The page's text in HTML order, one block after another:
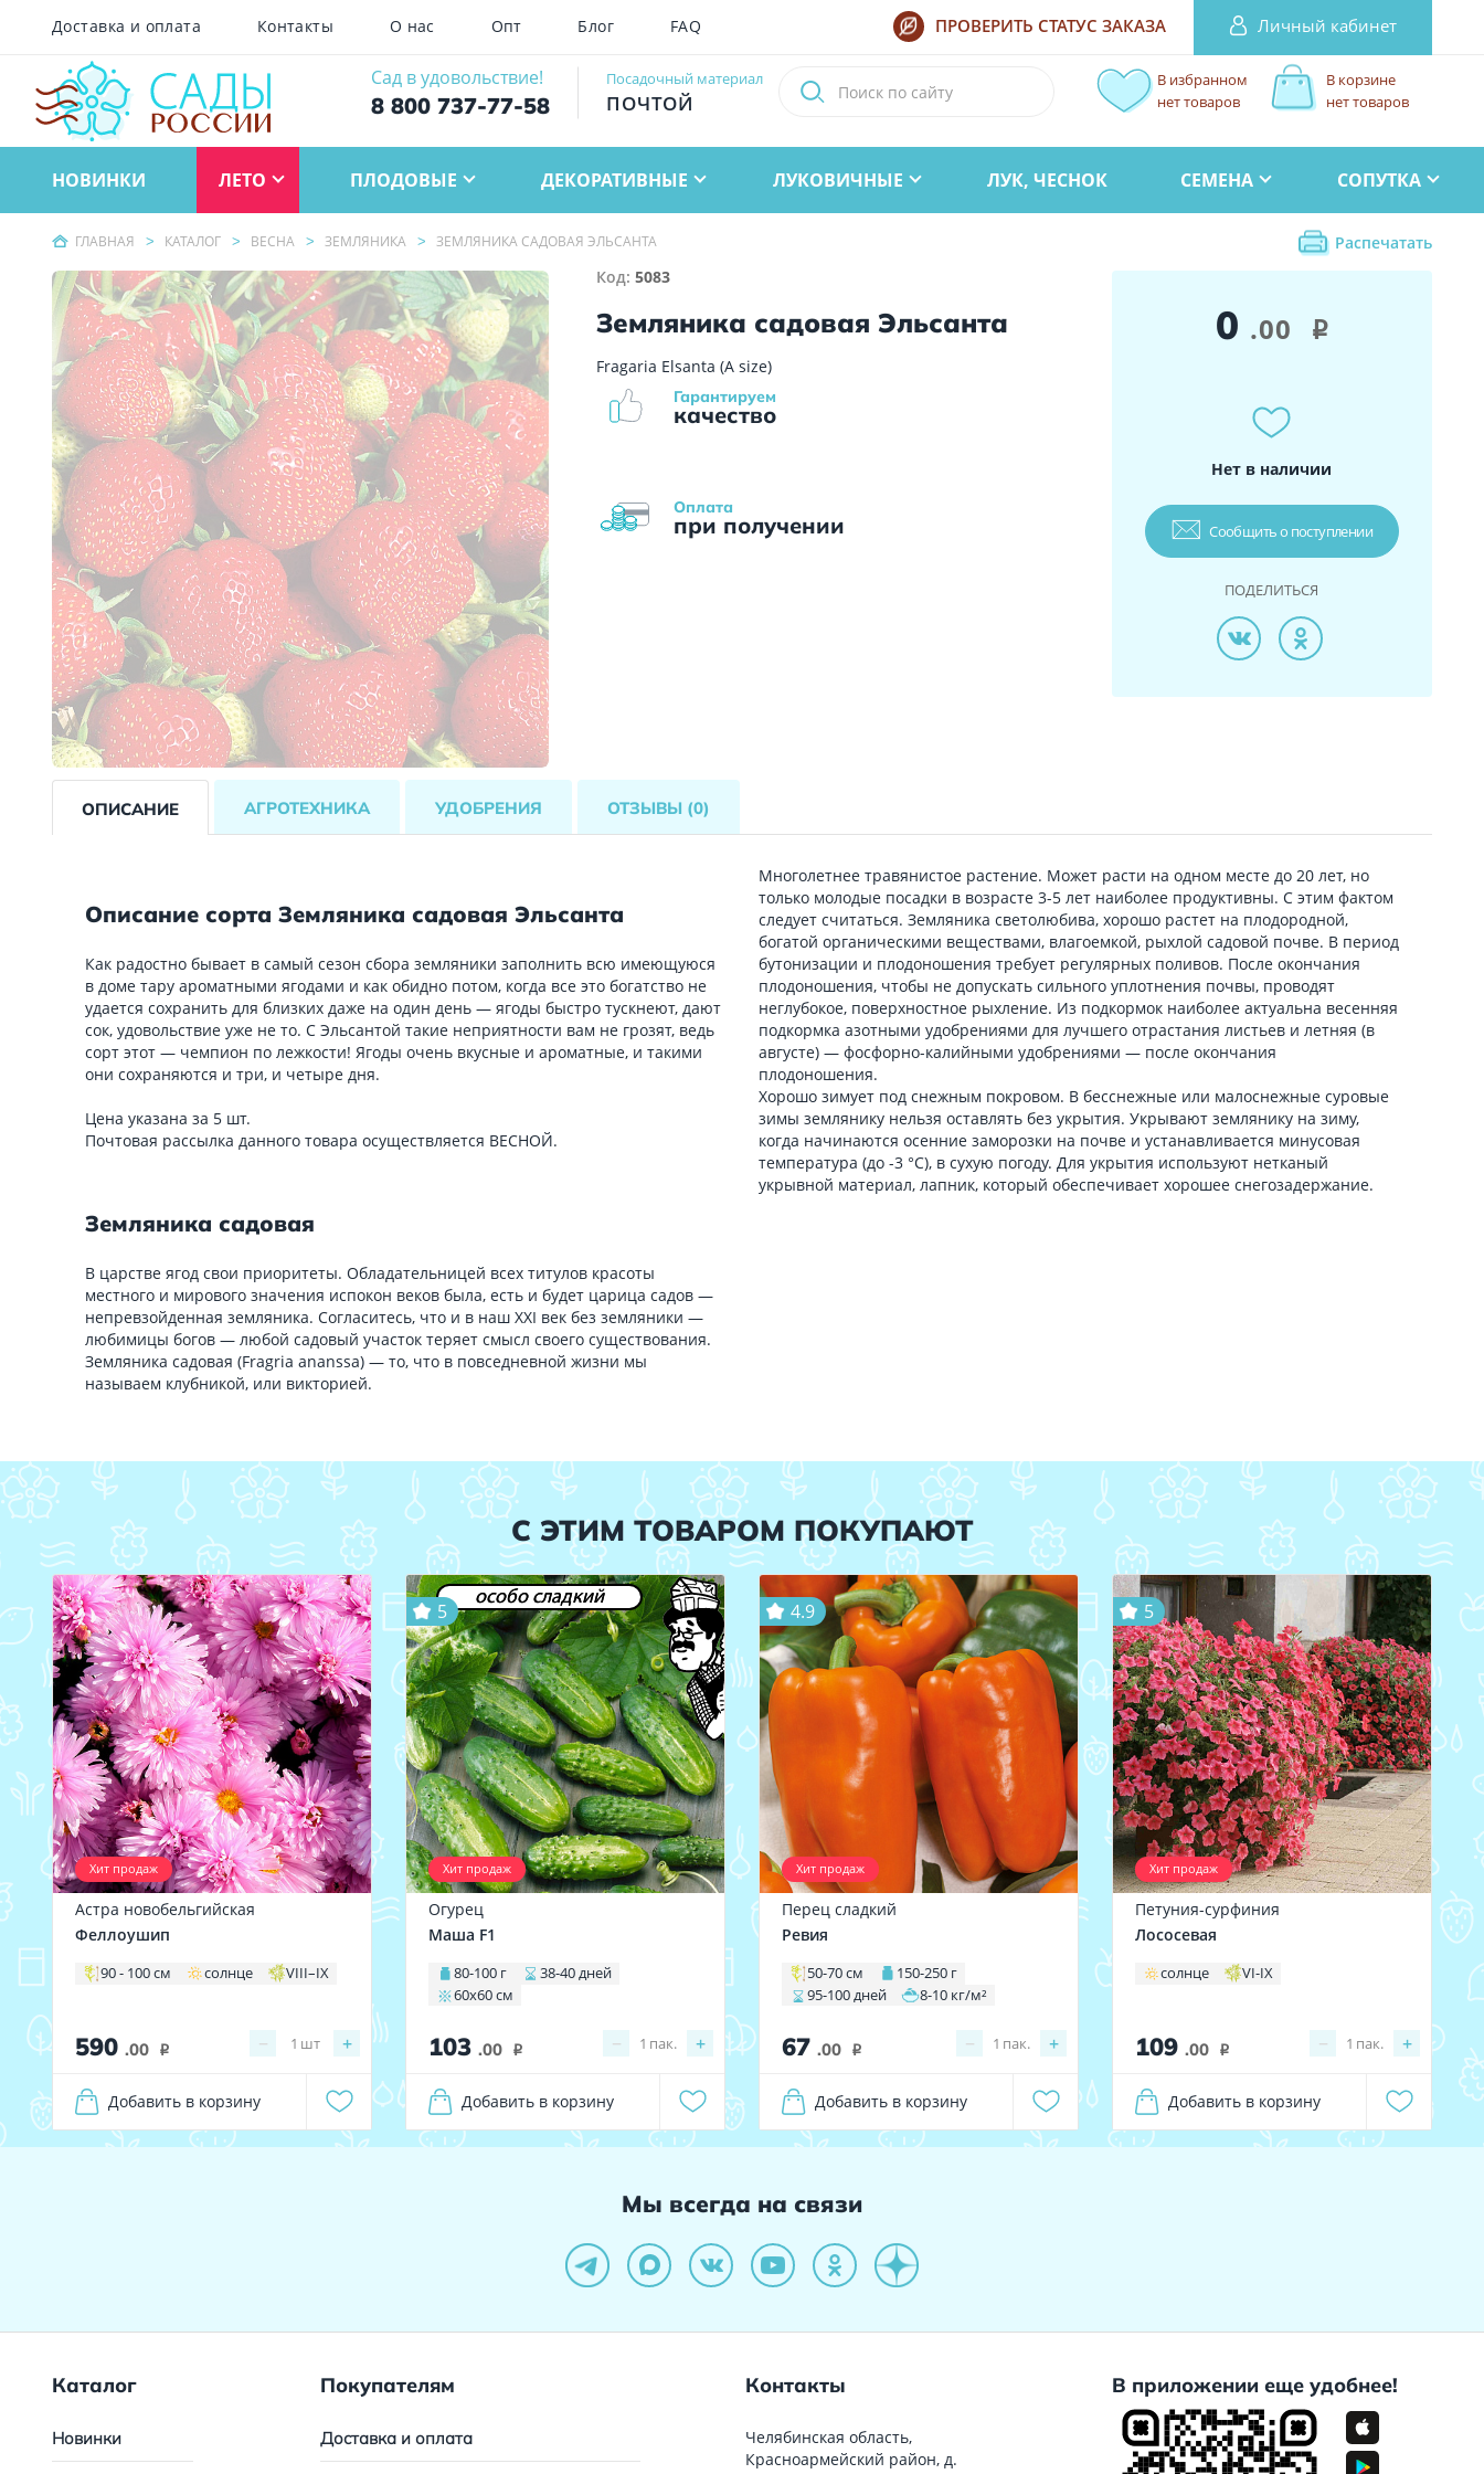
Доставка и оплата Контакты О нас Опт Блог FAQ ПРОВЕРИТЬ СТАТУС ЗАКАЗА Личный кабинет
Сад в удовольствие!
8 800 737-77-58
Посадочный материал
ПОЧТОЙ
В корзине
нет товаров
В избранном
нет товаров
НОВИНКИ ЛЕТО ПЛОДОВЫЕ ДЕКОРАТИВНЫЕ ЛУКОВИЧНЫЕ ЛУК, ЧЕСНОК СЕМЕНА СОПУТКА
ГЛАВНАЯ КАТАЛОГ ВЕСНА ЗЕМЛЯНИКА ЗЕМЛЯНИКА САДОВАЯ ЭЛЬСАНТА
Распечатать
Код:5083
Земляника садовая Эльсанта
Fragaria Elsanta (A size)
Оплата
при получении
Гарантируем
качество
0 .00 i
Нет в наличии
Сообщить о поступлении
ПОДЕЛИТЬСЯ
ОПИСАНИЕ АГРОТЕХНИКА УДОБРЕНИЯ ОТЗЫВЫ (0)
Описание сорта Земляника садовая Эльсанта
Как радостно бывает в самый сезон сбора земляники заполнить всю имеющуюся
в доме тару ароматными ягодами и как обидно потом, когда все это богатство не
удается сохранить для близких даже на один день — ягоды быстро тускнеют, дают
сок, удовольствие уже не то. С Эльсантой такие неприятности вам не грозят, ведь
сорт этот — чемпион по лежкости! Ягоды очень вкусные и ароматные, и такими
они сохраняются и три, и четыре дня.
Цена указана за 5 шт.
Почтовая рассылка данного товара осуществляется ВЕСНОЙ.
Земляника садовая
В царстве ягод свои приоритеты. Обладательницей всех титулов красоты
местного и мирового значения испокон веков была, есть и будет царица садов —
непревзойденная земляника. Согласитесь, что и в наш XXI век без земляники —
любимицы богов — любой садовый участок теряет смысл своего существования.
Земляника садовая (Fragria ananssa) — то, что в повседневной жизни мы
называем клубникой, или викторией.
Многолетнее травянистое растение. Может расти на одном месте до 20 лет, но
только молодые посадки в возрасте 3-5 лет наиболее продуктивны. С этим фактом
следует считаться. Земляника светолюбива, хорошо растет на плодородной,
богатой органическими веществами, влагоемкой, рыхлой садовой почве. В период
бутонизации и плодоношения требует регулярных поливов. После окончания
плодоношения, чтобы не допускать сильного уплотнения почвы, проводят
неглубокое, поверхностное рыхление. Из подкормок наиболее актуальна весенняя
подкормка азотными удобрениями для лучшего отрастания листьев и летняя (в
августе) — фосфорно-калийными удобрениями — после окончания
плодоношения.
Хорошо зимует под снежным покровом. В бесснежные или малоснежные суровые
зимы землянику нельзя оставлять без укрытия. Укрывают землянику на зиму,
когда начинаются осенние заморозки на почве и устанавливается минусовая
температура (до -3 °С), в сухую погоду. Для укрытия используют нетканый
укрывной материал, лапник, который обеспечивает хорошее снегозадержание.
С ЭТИМ ТОВАРОМ ПОКУПАЮТ
Хит продаж
Астра новобельгийская
Феллоушип
90 - 100 см солнце VIII–IX
590 .00 i − +
1 шт
Добавить в корзину
особо сладкий
Хит продаж
5
Огурец
Маша F1
80-100 г
38-40 дней
60х60 см
103 .00 i − +
1 пак.
Добавить в корзину
Хит продаж
4.9
Перец сладкий
Ревия
50-70 см
150-250 г
95-100 дней
8-10 кг/м²
67 .00 i − +
1 пак.
Добавить в корзину
Хит продаж
5
Петуния-сурфиния
Лососевая
солнце VI-IX
109 .00 i − +
1 пак.
Добавить в корзину
Мы всегда на связи
Каталог
Новинки
Покупателям
Доставка и оплата
Контакты
Челябинская область,
Красноармейский район, д.
В приложении еще удобнее!